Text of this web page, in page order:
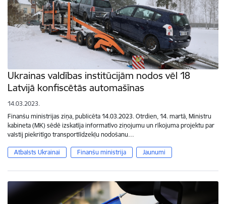
Ukrainas valdības institūcijām nodos vēl 18
Latvijā konfiscētās automašīnas
14.03.2023.
Finanšu ministrijas ziņa, publicēta 14.03.2023. Otrdien, 14. martā, Ministru
kabineta (MK) sēdē izskatīja informatīvo ziņojumu un rīkojuma projektu par
valstij piekritīgo transportlīdzekļu nodošanu…
Atbalsts Ukrainai Finanšu ministrija Jaunumi